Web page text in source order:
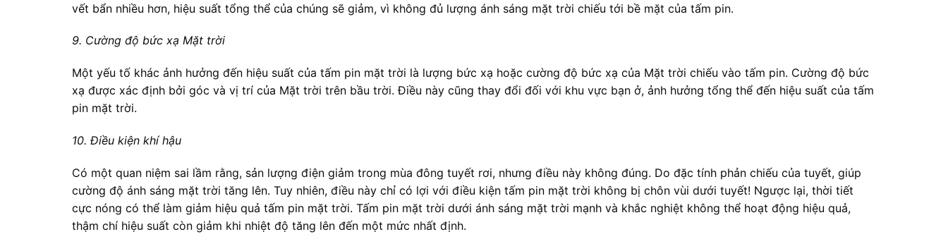
vết bẩn nhiều hơn, hiệu suất tổng thể của chúng sẽ giảm, vì không đủ lượng ánh sáng mặt trời chiếu tới bề mặt của tấm pin.
9. Cường độ bức xạ Mặt trời
Một yếu tố khác ảnh hưởng đến hiệu suất của tấm pin mặt trời là lượng bức xạ hoặc cường độ bức xạ của Mặt trời chiếu vào tấm pin. Cường độ bức
xạ được xác định bởi góc và vị trí của Mặt trời trên bầu trời. Điều này cũng thay đổi đối với khu vực bạn ở, ảnh hưởng tổng thể đến hiệu suất của tấm
pin mặt trời.
10. Điều kiện khí hậu
Có một quan niệm sai lầm rằng, sản lượng điện giảm trong mùa đông tuyết rơi, nhưng điều này không đúng. Do đặc tính phản chiếu của tuyết, giúp
cường độ ánh sáng mặt trời tăng lên. Tuy nhiên, điều này chỉ có lợi với điều kiện tấm pin mặt trời không bị chôn vùi dưới tuyết! Ngược lại, thời tiết
cực nóng có thể làm giảm hiệu quả tấm pin mặt trời. Tấm pin mặt trời dưới ánh sáng mặt trời mạnh và khắc nghiệt không thể hoạt động hiệu quả,
thậm chí hiệu suất còn giảm khi nhiệt độ tăng lên đến một mức nhất định.